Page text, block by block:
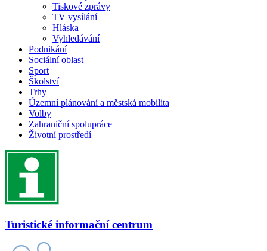
Tiskové zprávy
TV vysílání
Hláska
Vyhledávání
Podnikání
Sociální oblast
Sport
Školství
Trhy
Územní plánování a městská mobilita
Volby
Zahraniční spolupráce
Životní prostředí
Turistické informační centrum